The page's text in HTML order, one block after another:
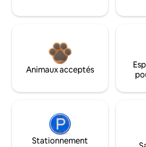
Animaux acceptés
Stationnement